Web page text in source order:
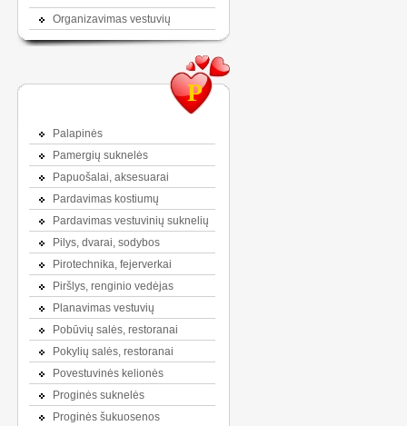
Organizavimas vestuvių
P
Palapinės
Pamergių suknelės
Papuošalai, aksesuarai
Pardavimas kostiumų
Pardavimas vestuvinių suknelių
Pilys, dvarai, sodybos
Pirotechnika, fejerverkai
Piršlys, renginio vedėjas
Planavimas vestuvių
Pobūvių salės, restoranai
Pokylių salės, restoranai
Povestuvinės kelionės
Proginės suknelės
Proginės šukuosenos